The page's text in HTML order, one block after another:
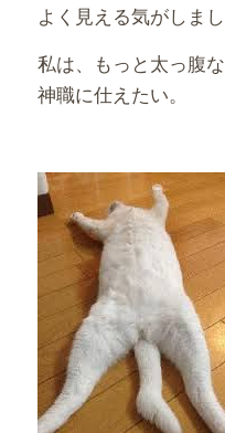
よく見える気がしまし
私は、もっと太っ腹
神職に仕えたい。